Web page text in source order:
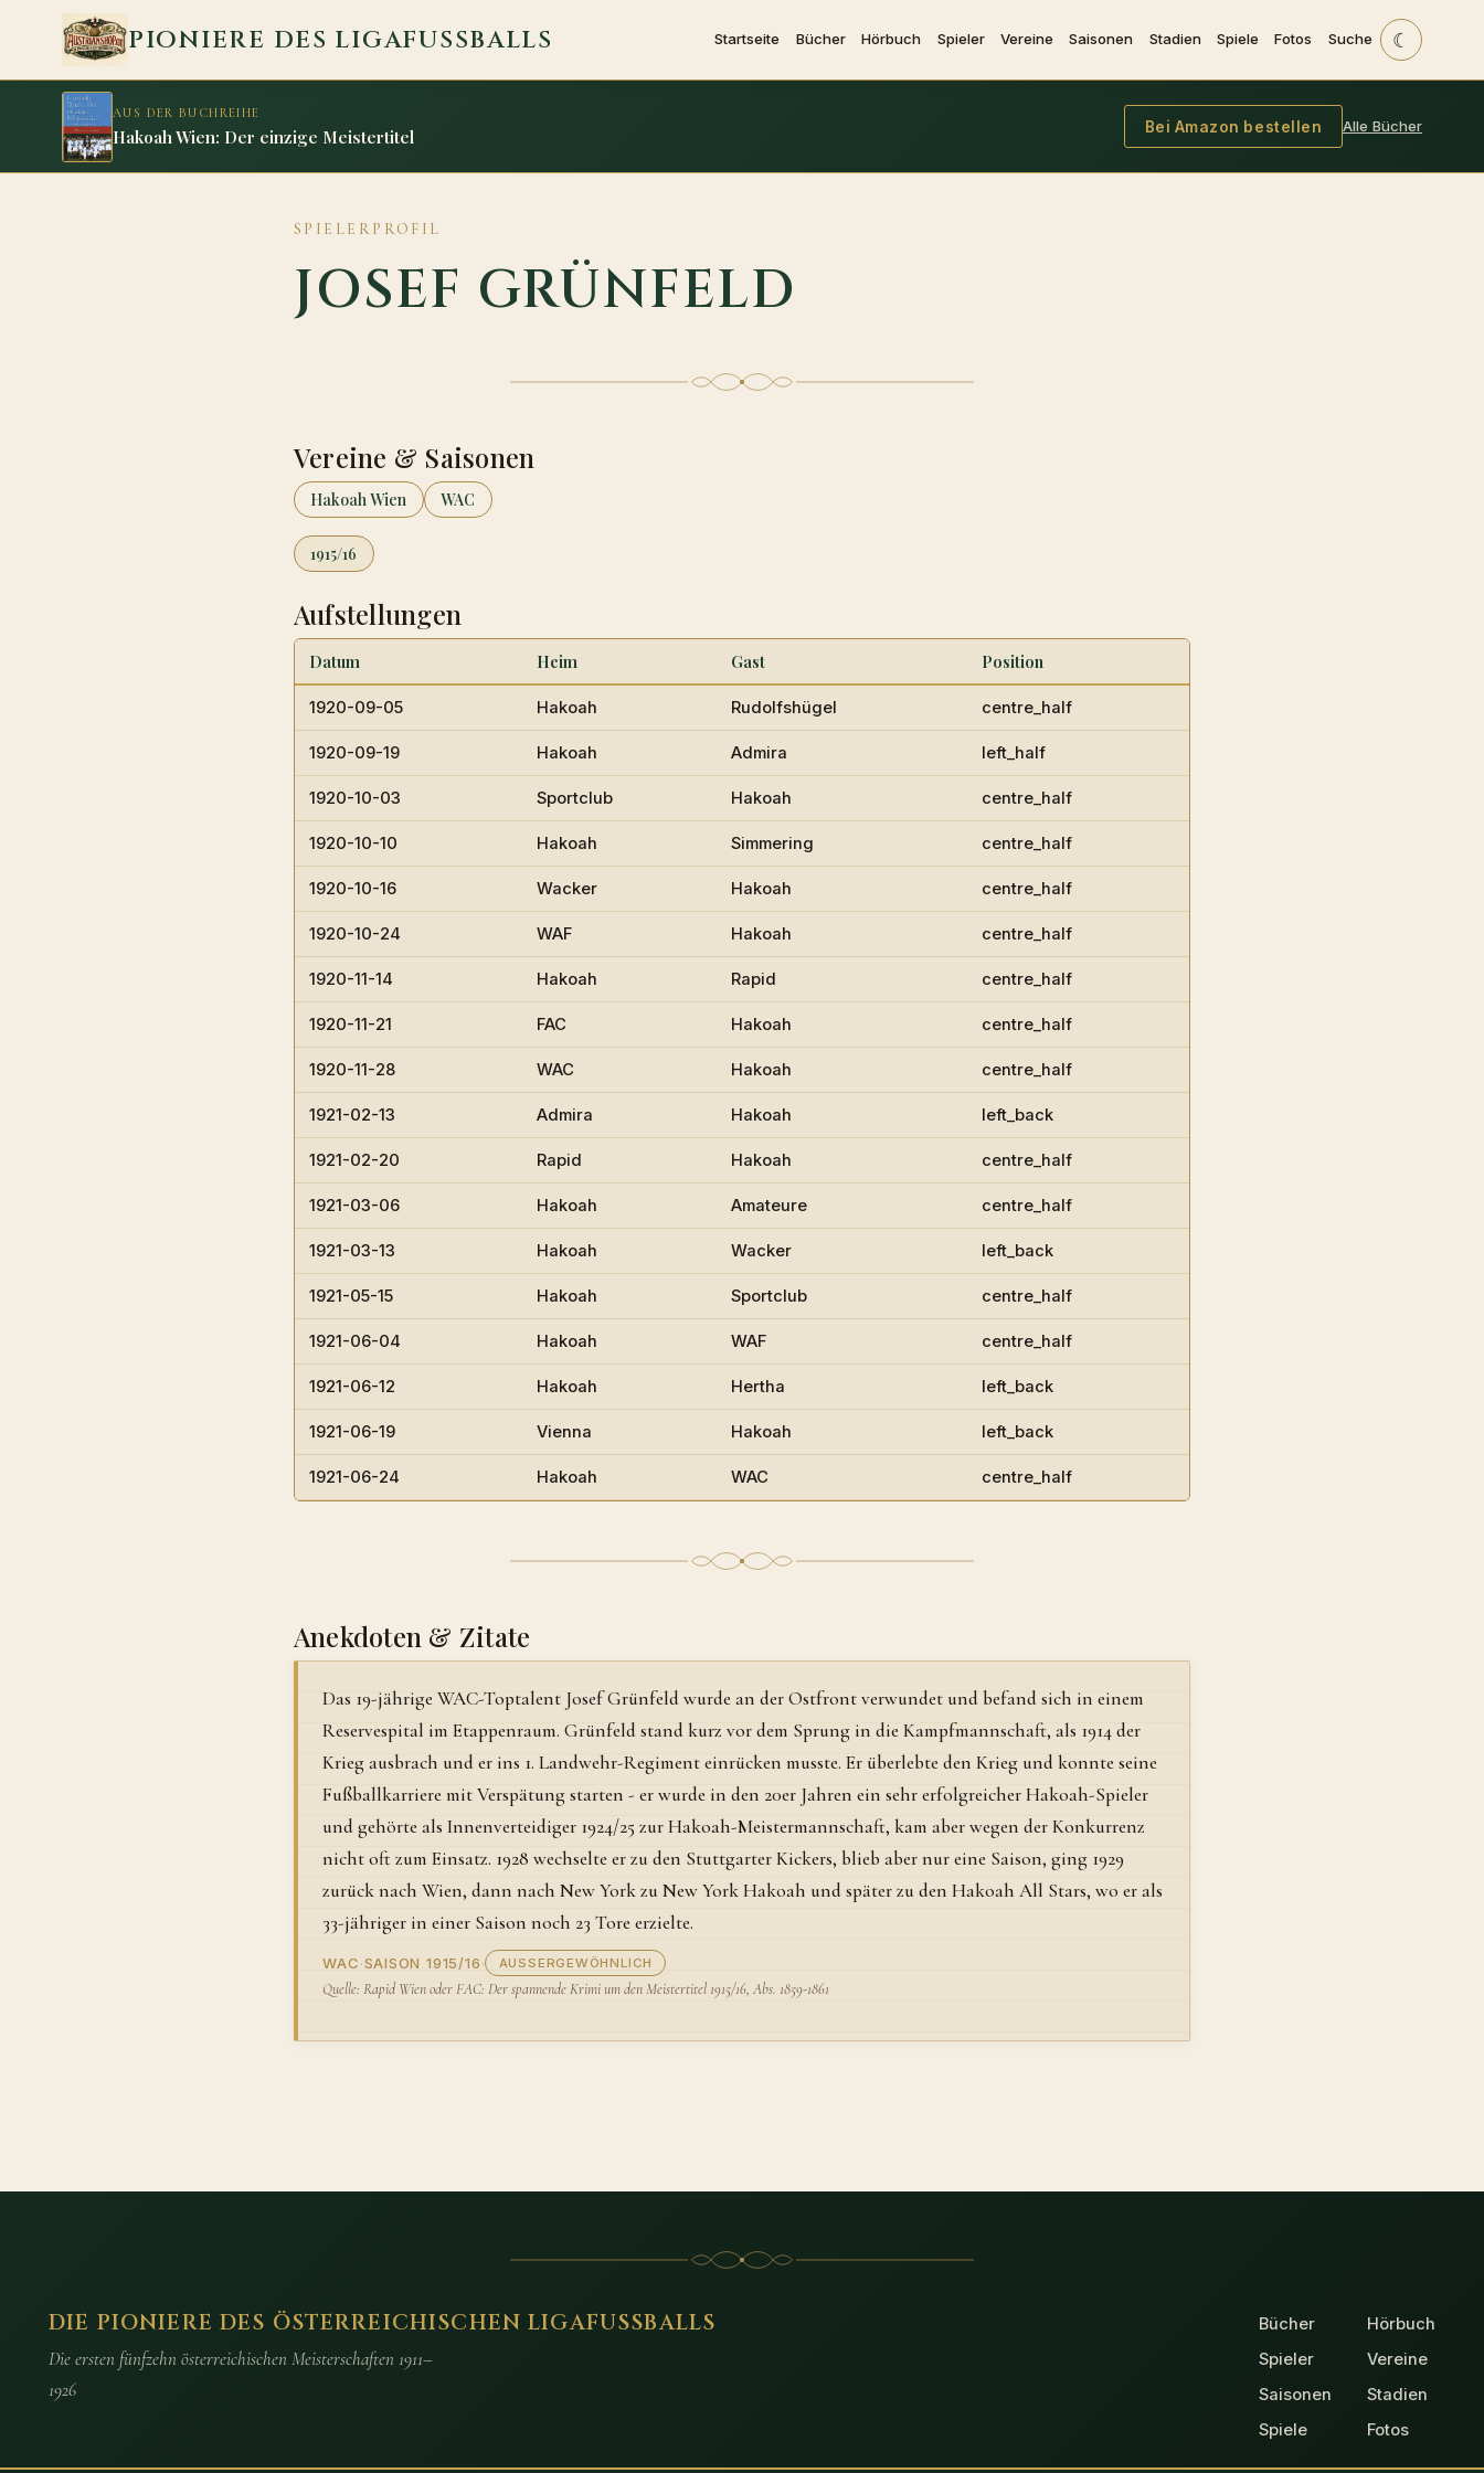
Zum Inhalt springen
PIONIERE DES LIGAFUSSBALLS Startseite Bücher Hörbuch Spieler Vereine Saisonen Stadien Spiele Fotos Suche ☾
AUS DER BUCHREIHE
Hakoah Wien: Der einzige Meistertitel Bei Amazon bestellen Alle Bücher
SPIELERPROFIL
JOSEF GRÜNFELD
Vereine & Saisonen
Hakoah Wien WAC
1915/16
Aufstellungen
Datum Heim Gast Position
1920-09-05 Hakoah Rudolfshügel centre_half
1920-09-19 Hakoah Admira left_half
1920-10-03 Sportclub Hakoah centre_half
1920-10-10 Hakoah Simmering centre_half
1920-10-16 Wacker Hakoah centre_half
1920-10-24 WAF Hakoah centre_half
1920-11-14 Hakoah Rapid centre_half
1920-11-21 FAC Hakoah centre_half
1920-11-28 WAC Hakoah centre_half
1921-02-13 Admira Hakoah left_back
1921-02-20 Rapid Hakoah centre_half
1921-03-06 Hakoah Amateure centre_half
1921-03-13 Hakoah Wacker left_back
1921-05-15 Hakoah Sportclub centre_half
1921-06-04 Hakoah WAF centre_half
1921-06-12 Hakoah Hertha left_back
1921-06-19 Vienna Hakoah left_back
1921-06-24 Hakoah WAC centre_half
Anekdoten & Zitate
Das 19-jährige WAC-Toptalent Josef Grünfeld wurde an der Ostfront verwundet und befand sich in einem
Reservespital im Etappenraum. Grünfeld stand kurz vor dem Sprung in die Kampfmannschaft, als 1914 der
Krieg ausbrach und er ins 1. Landwehr-Regiment einrücken musste. Er überlebte den Krieg und konnte seine
Fußballkarriere mit Verspätung starten - er wurde in den 20er Jahren ein sehr erfolgreicher Hakoah-Spieler
und gehörte als Innenverteidiger 1924/25 zur Hakoah-Meistermannschaft, kam aber wegen der Konkurrenz
nicht oft zum Einsatz. 1928 wechselte er zu den Stuttgarter Kickers, blieb aber nur eine Saison, ging 1929
zurück nach Wien, dann nach New York zu New York Hakoah und später zu den Hakoah All Stars, wo er als
33-jähriger in einer Saison noch 23 Tore erzielte.
WAC·SAISON 1915/16· AUSSERGEWÖHNLICH
Quelle: Rapid Wien oder FAC: Der spannende Krimi um den Meistertitel 1915/16, Abs. 1859-1861
DIE PIONIERE DES ÖSTERREICHISCHEN LIGAFUSSBALLS
Die ersten fünfzehn österreichischen Meisterschaften 1911–
1926
Bücher
Hörbuch
Spieler
Vereine
Saisonen
Stadien
Spiele
Fotos